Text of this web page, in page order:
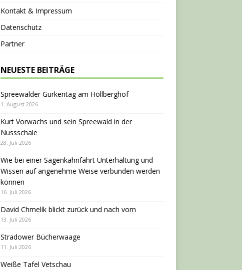
Kontakt & Impressum
Datenschutz
Partner
NEUESTE BEITRÄGE
Spreewälder Gurkentag am Höllberghof
1. August 2026
Kurt Vorwachs und sein Spreewald in der
Nussschale
28. Juli 2026
Wie bei einer Sagenkahnfahrt Unterhaltung und
Wissen auf angenehme Weise verbunden werden
können
16. Juli 2026
David Chmelík blickt zurück und nach vorn
13. Juli 2026
Stradower Bücherwaage
11. Juli 2026
Weiße Tafel Vetschau